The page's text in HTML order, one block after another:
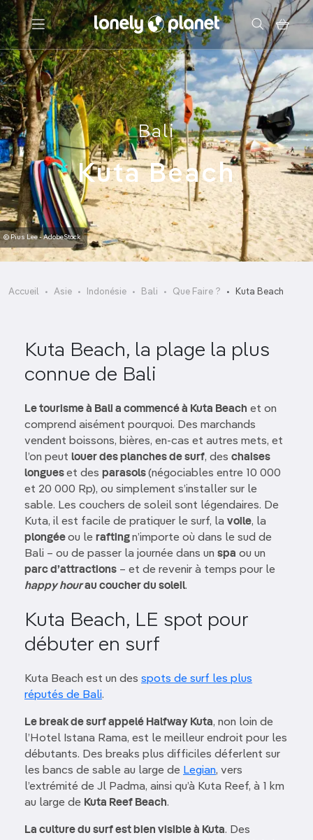
Menu
Votre recherche
Bali
Kuta Beach
© Pius Lee - AdobeStock
Accueil Asie Indonésie Bali Que Faire ? Kuta Beach
Kuta Beach, la plage la plus
connue de Bali
Le tourisme à Bali a commencé à Kuta Beach et on
comprend aisément pourquoi. Des marchands
vendent boissons, bières, en-cas et autres mets, et
l’on peut louer des planches de surf, des chaises
longueset des parasols(négociables entre 10 000
et 20 000 Rp), ou simplement s’installer sur le
sable. Les couchers de soleil sont légendaires. De
Kuta, il est facile de pratiquer le surf, la voile, la
plongéeou le raftingn’importe où dans le sud de
Bali – ou de passer la journée dans un spa ou un
parc d’attractions – et de revenir à temps pour le
happy hourau coucher du soleil.
Kuta Beach, LE spot pour
débuter en surf
Kuta Beach est un des spots de surf les plus
réputés de Bali.
Le break de surf appelé Halfway Kuta, non loin de
l’Hotel Istana Rama, est le meilleur endroit pour les
débutants. Des breaks plus difficiles déferlent sur
les bancs de sable au large de Legian, vers
l’extrémité de Jl Padma, ainsi qu’à Kuta Reef, à 1 km
au large de Kuta Reef Beach.
La culture du surf est bien visible à Kuta. Des